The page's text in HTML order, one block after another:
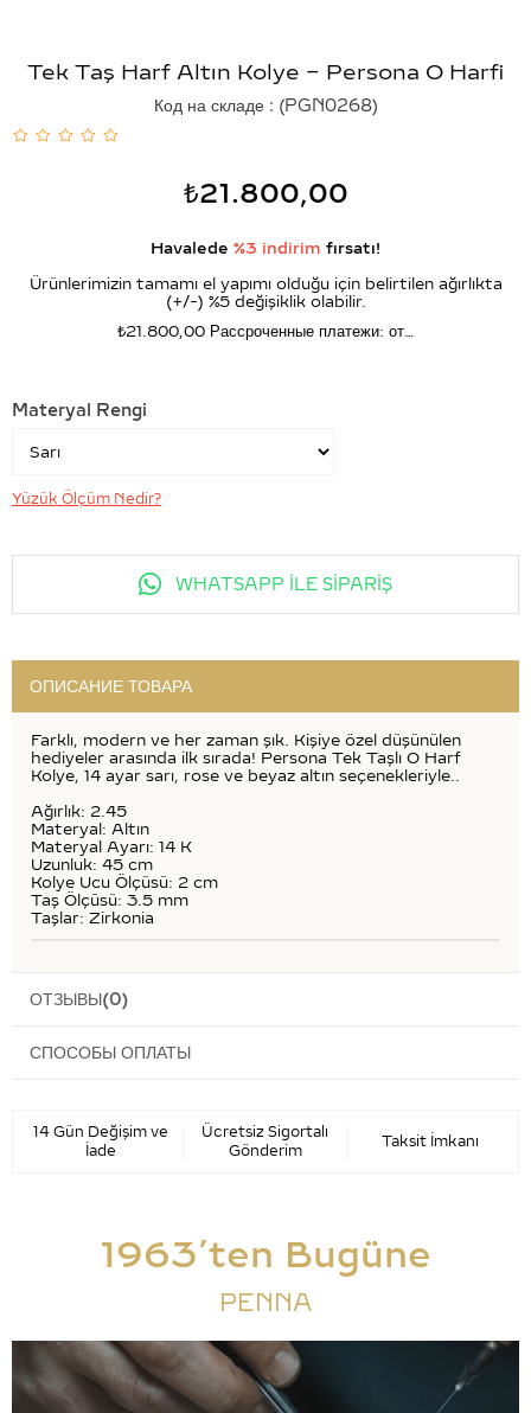
Tek Taş Harf Altın Kolye – Persona O Harfi
Код на складе (PGN0268)
₺21.800,00
Havalede %3 indirim fırsatı!
Ürünlerimizin tamamı el yapımı olduğu için belirtilen ağırlıkta
(+/-) %5 değişiklik olabilir.
₺21.800,00 Рассроченные платежи: от…
Materyal Rengi
Yüzük Ölçüm Nedir?
WHATSAPP İLE SİPARİŞ
ОПИСАНИЕ ТОВАРА
Farklı, modern ve her zaman şık. Kişiye özel düşünülen
hediyeler arasında ilk sırada! Persona Tek Taşlı O Harf
Kolye, 14 ayar sarı, rose ve beyaz altın seçenekleriyle..
Ağırlık: 2.45
Materyal: Altın
Materyal Ayarı: 14 K
Uzunluk: 45 cm
Kolye Ucu Ölçüsü: 2 cm
Taş Ölçüsü: 3.5 mm
Taşlar: Zirkonia
ОТЗЫВЫ(0)
СПОСОБЫ ОПЛАТЫ
14 Gün Değişim ve
İade
Ücretsiz Sigortalı
Gönderim
Taksit İmkanı
1963’ten Bugüne
PENNA